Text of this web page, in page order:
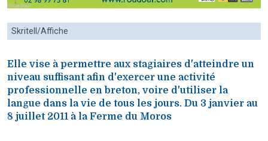
Skritell/Affiche
Elle vise à permettre aux stagiaires d'atteindre un
niveau suffisant afin d'exercer une activité
professionnelle en breton, voire d'utiliser la
langue dans la vie de tous les jours. Du 3 janvier au
8 juillet 2011 à la Ferme du Moros